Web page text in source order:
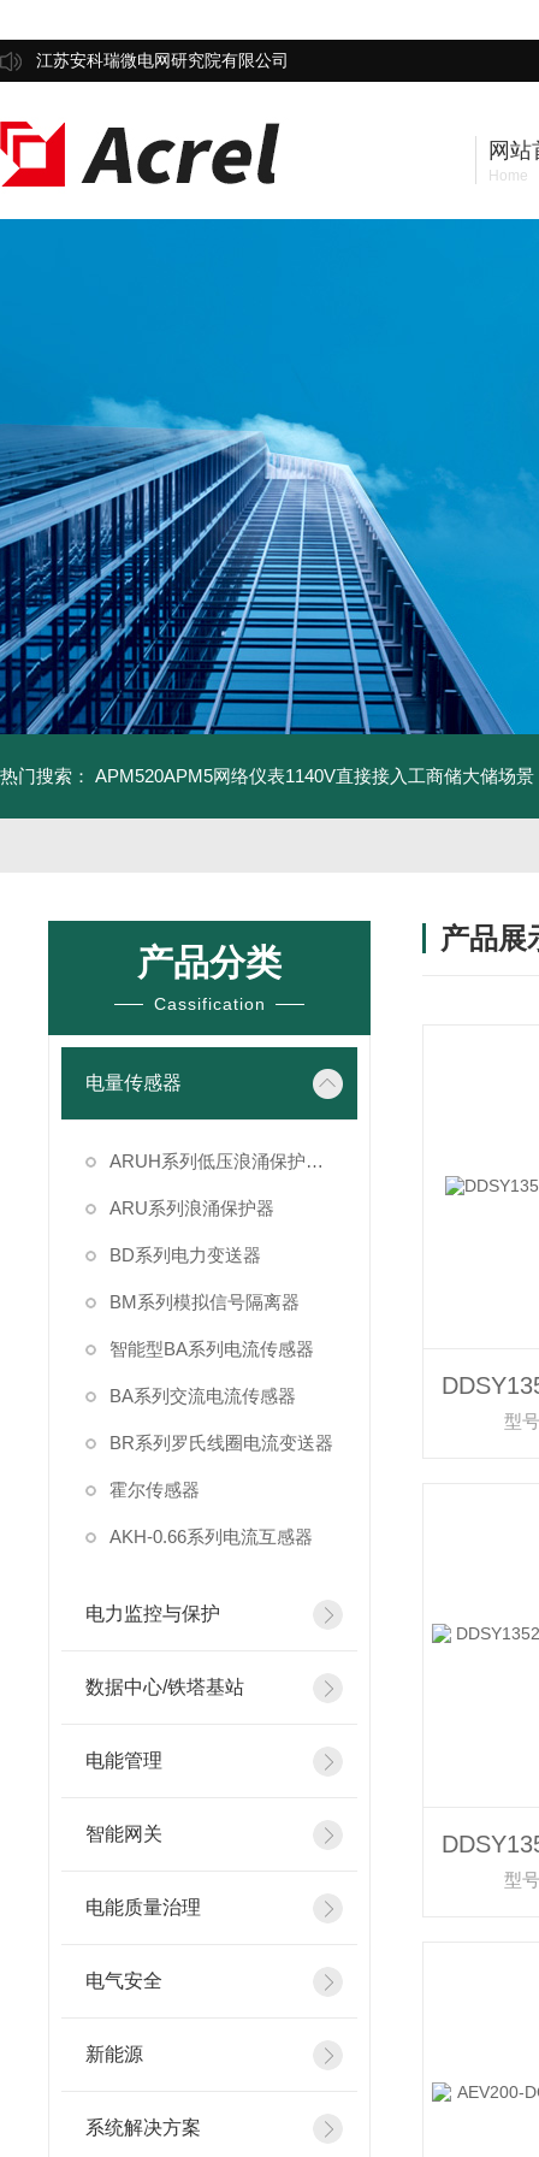
江苏安科瑞微电网研究院有限公司
网站
Home
热门搜索： APM520APM5网络仪表1140V直接接入工商储大储场景
产品分类
Cassification
电量传感器
ARUH系列低压浪涌保护装置
ARU系列浪涌保护器
BD系列电力变送器
BM系列模拟信号隔离器
智能型BA系列电流传感器
BA系列交流电流传感器
BR系列罗氏线圈电流变送器
霍尔传感器
AKH-0.66系列电流互感器
电力监控与保护
数据中心/铁塔基站
电能管理
智能网关
电能质量治理
电气安全
新能源
系统解决方案
产品展
型
型